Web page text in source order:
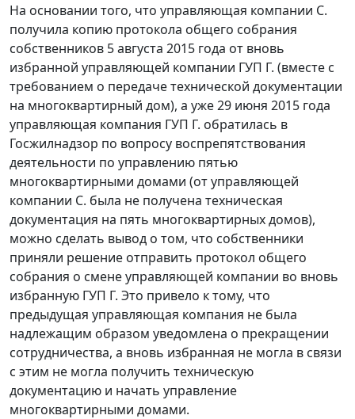
На основании того, что управляющая компании С.
получила копию протокола общего собрания
собственников 5 августа 2015 года от вновь
избранной управляющей компании ГУП Г. (вместе с
требованием о передаче технической документации
на многоквартирный дом), а уже 29 июня 2015 года
управляющая компания ГУП Г. обратилась в
Госжилнадзор по вопросу воспрепятствования
деятельности по управлению пятью
многоквартирными домами (от управляющей
компании С. была не получена техническая
документация на пять многоквартирных домов),
можно сделать вывод о том, что собственники
приняли решение отправить протокол общего
собрания о смене управляющей компании во вновь
избранную ГУП Г. Это привело к тому, что
предыдущая управляющая компания не была
надлежащим образом уведомлена о прекращении
сотрудничества, а вновь избранная не могла в связи
с этим не могла получить техническую
документацию и начать управление
многоквартирными домами.